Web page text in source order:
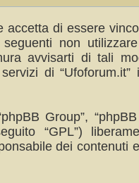
accetta di essere
non
avvisarti di tali
di “Ufoforum.it”
Group”,
“GPL”)
dei contenuti